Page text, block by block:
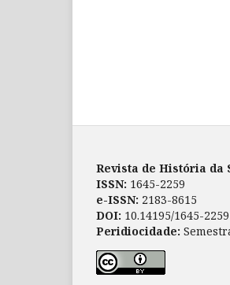
Revista de História da
ISSN: 1645-2259
e-ISSN: 2183-8615
DOI: 10.14195/1645-2259
Peridiocidade: